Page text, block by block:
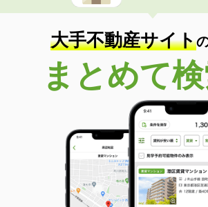
大手不動産サイト
まとめて検